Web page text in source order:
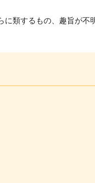
に類するもの、趣旨が不